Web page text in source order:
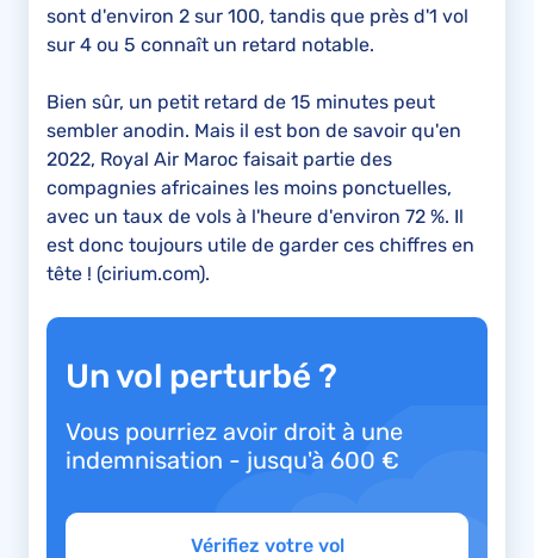
sont d'environ 2 sur 100, tandis que près d'1 vol
sur 4 ou 5 connaît un retard notable.
Bien sûr, un petit retard de 15 minutes peut
sembler anodin. Mais il est bon de savoir qu'en
2022, Royal Air Maroc faisait partie des
compagnies africaines les moins ponctuelles,
avec un taux de vols à l'heure d'environ 72 %. Il
est donc toujours utile de garder ces chiffres en
tête ! (cirium.com).
Un vol perturbé ?
Vous pourriez avoir droit à une
indemnisation - jusqu'à 600 €
Vérifiez votre vol